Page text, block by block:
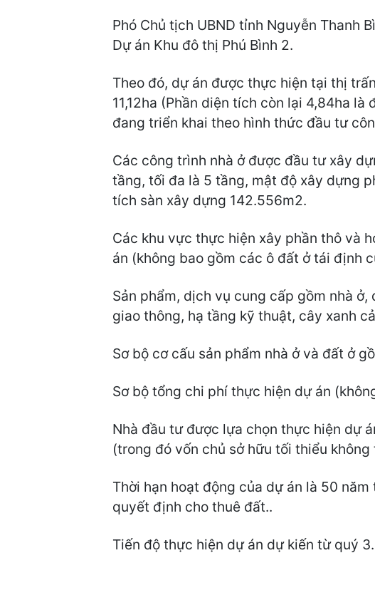
Phó Chủ tịch UBND tỉnh Nguyễn Thanh
Dự án Khu đô thị Phú Bình 2.
Theo đó, dự án được thực hiện tại thị
11,12ha (Phần diện tích còn lại 4,84ha
đang triển khai theo hình thức đầu tư
Các công trình nhà ở được đầu tư xây
tầng, tối đa là 5 tầng, mật độ xây dựng
tích sàn xây dựng 142.556m2.
Các khu vực thực hiện xây phần thô và
án (không bao gồm các ô đất ở tái định
Sản phẩm, dịch vụ cung cấp gồm nhà
giao thông, hạ tầng kỹ thuật, cây xanh
Sơ bộ cơ cấu sản phẩm nhà ở và đất ở
Sơ bộ tổng chi phí thực hiện dự án
Nhà đầu tư được lựa chọn thực hiện dự
(trong đó vốn chủ sở hữu tối thiểu
Thời hạn hoạt động của dự án là 50
quyết định cho thuê đất..
Tiến độ thực hiện dự án dự kiến từ quý